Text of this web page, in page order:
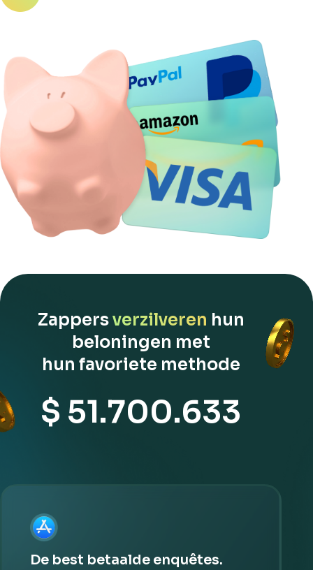
Zappersverzilveren hun
beloningen met
hun favoriete methode
$ 51.700.633
De best betaalde enquêtes.